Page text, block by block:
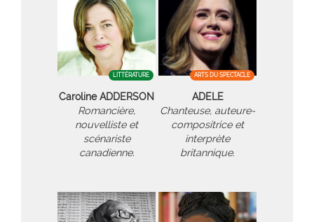
LITTÉRATURE
Caroline ADDERSON
Romancière,
nouvelliste et
scénariste
canadienne.
ARTS DU SPECTACLE
ADELE
Chanteuse, auteure-
compositrice et
interprète
britannique.